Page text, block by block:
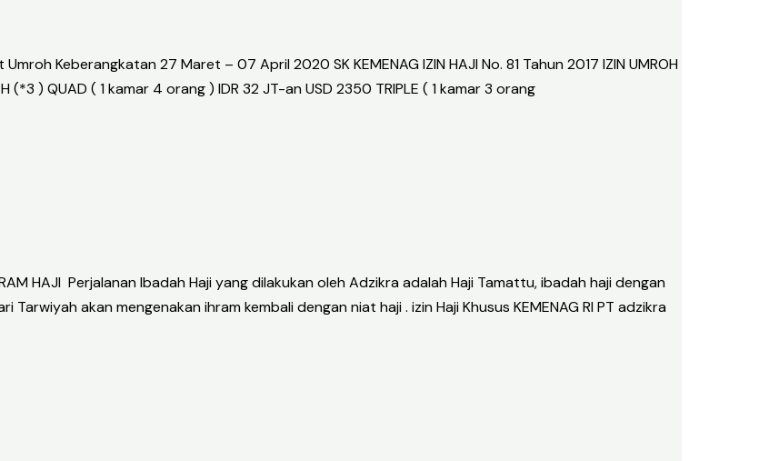
Keberangkatan 27 Maret – 07 April 2020 SK KEMENAG IZIN HAJI No. 81 Tahun 2017 IZIN UMROH
(*3 ) QUAD ( 1 kamar 4 orang ) IDR 32 JT-an USD 2350 TRIPLE ( 1 kamar 3 orang
HAJI Perjalanan Ibadah Haji yang dilakukan oleh Adzikra adalah Haji Tamattu, ibadah haji dengan
akan mengenakan ihram kembali dengan niat haji . izin Haji Khusus KEMENAG RI PT adzikra